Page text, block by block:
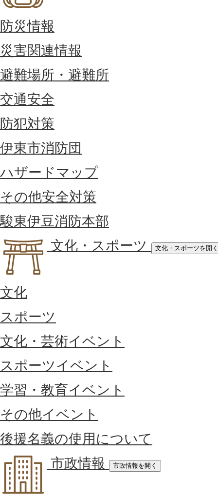
防災情報
災害関連情報
避難場所・避難所
交通安全
防犯対策
伊東市消防団
ハザードマップ
その他安全対策
駿東伊豆消防本部
文化・スポーツ
文化・スポーツを開く
文化
スポーツ
文化・芸術イベント
スポーツイベント
学習・教育イベント
その他イベント
後援名義の使用について
市政情報
市政情報を開く